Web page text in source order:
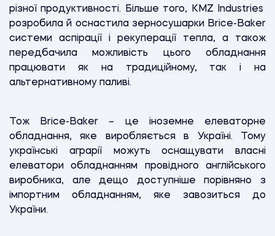
різної продуктивності. Більше того, KMZ Industries
розробила й оснастила зерносушарки Brice-Baker
системи аспірації і рекуперації тепла, а також
передбачила можливість цього обладнання
працювати як на традиційному, так і на
альтернативному паливі.
Тож Brice-Baker – це іноземне елеваторне
обладнання, яке виробляється в Україні. Тому
українські аграрії можуть оснащувати власні
елеватори обладнанням провідного англійського
виробника, але дещо доступніше порівняно з
імпортним обладнанням, яке завозиться до
України.